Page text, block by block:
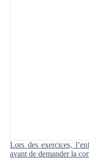
Lors des exercices,
avant de demander la